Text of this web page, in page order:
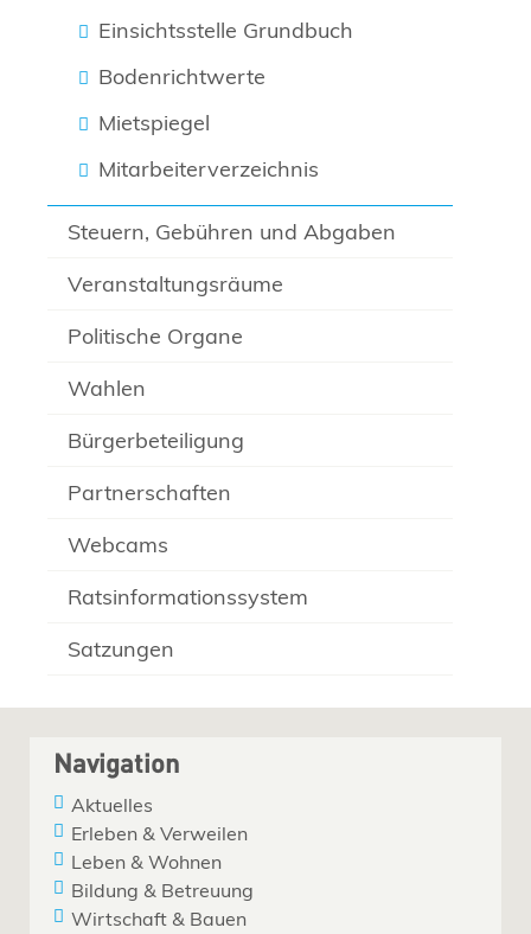
Einsichtsstelle Grundbuch
Bodenrichtwerte
Mietspiegel
Mitarbeiterverzeichnis
Steuern, Gebühren und Abgaben
Veranstaltungsräume
Politische Organe
Wahlen
Bürgerbeteiligung
Partnerschaften
Webcams
Ratsinformationssystem
Satzungen
Navigation
Aktuelles
Erleben & Verweilen
Leben & Wohnen
Bildung & Betreuung
Wirtschaft & Bauen